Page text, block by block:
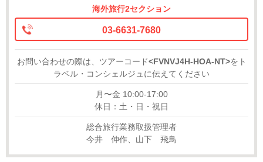
海外旅行2セクション
03-6631-7680
お問い合わせの際は、ツアーコード<FVNVJ4H-HOA-NT>をト
ラベル・コンシェルジュに伝えてください
月〜金 10:00-17:00
休日：土・日・祝日
総合旅行業務取扱管理者
今井 伸作、山下 飛鳥